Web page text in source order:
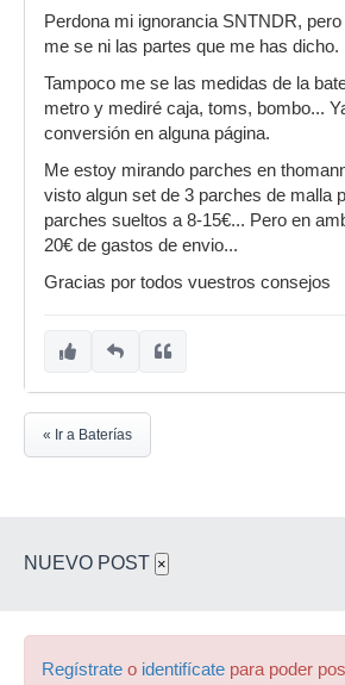
Perdona mi ignorancia SNTNDR,
me se ni las partes que me has dicho.
Tampoco me se las medidas de la
metro y mediré caja, toms, bombo...
conversión en alguna página.
Me estoy mirando parches en
visto algun set de 3 parches de malla
parches sueltos a 8-15€... Pero en
20€ de gastos de envio...
Gracias por todos vuestros consejos
« Ir a Baterías
NUEVO POST ×
Regístrate o identifícate para poder